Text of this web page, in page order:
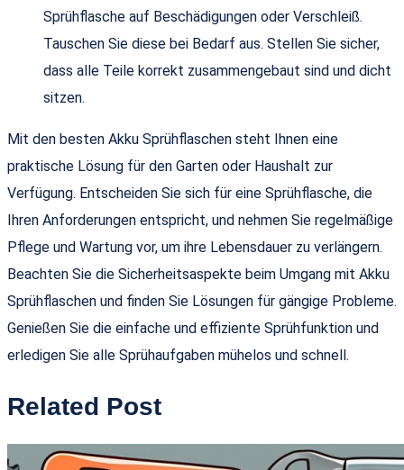
Sprühflasche auf Beschädigungen oder Verschleiß.
Tauschen Sie diese bei Bedarf aus. Stellen Sie sicher,
dass alle Teile korrekt zusammengebaut sind und dicht
sitzen.
Mit den besten Akku Sprühflaschen steht Ihnen eine
praktische Lösung für den Garten oder Haushalt zur
Verfügung. Entscheiden Sie sich für eine Sprühflasche, die
Ihren Anforderungen entspricht, und nehmen Sie regelmäßige
Pflege und Wartung vor, um ihre Lebensdauer zu verlängern.
Beachten Sie die Sicherheitsaspekte beim Umgang mit Akku
Sprühflaschen und finden Sie Lösungen für gängige Probleme.
Genießen Sie die einfache und effiziente Sprühfunktion und
erledigen Sie alle Sprühaufgaben mühelos und schnell.
Related Post